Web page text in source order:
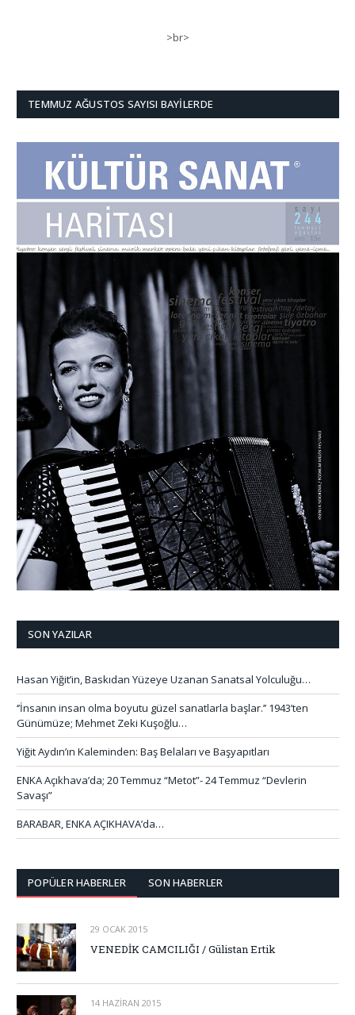
>br>
TEMMUZ AĞUSTOS SAYISI BAYILERDE
SON YAZILAR
Hasan Yiğit’in, Baskıdan Yüzeye Uzanan Sanatsal Yolculuğu…
‘’İnsanın insan olma boyutu güzel sanatlarla başlar.’’ 1943’ten
Günümüze; Mehmet Zeki Kuşoğlu…
Yiğit Aydın’ın Kaleminden: Baş Belaları ve Başyapıtları
ENKA Açıkhava’da; 20 Temmuz “Metot”- 24 Temmuz “Devlerin
Savaşı”
BARABAR, ENKA AÇIKHAVA’da…
POPÜLER HABERLER SON HABERLER
29 OCAK 2015
VENEDİK CAMCILIĞI / Gülistan Ertik
14 HAZIRAN 2015